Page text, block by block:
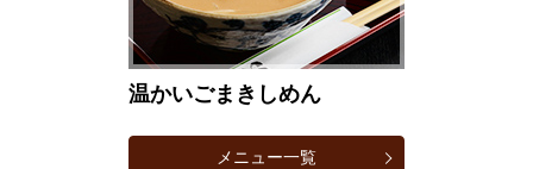
温かいごまきしめん
メニュー一覧